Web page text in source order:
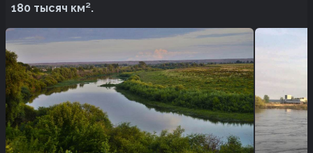
180 тысяч км².